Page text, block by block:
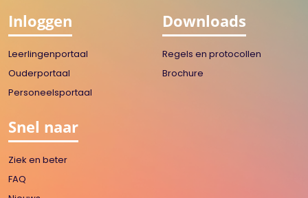
Inloggen
Leerlingenportaal
Ouderportaal
Personeelsportaal
Downloads
Regels en protocollen
Brochure
Snel naar
Ziek en beter
FAQ